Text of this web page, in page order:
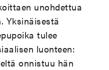
unohdettua
Yksinäisestä
tulee
luonteen:
onnistuu hän